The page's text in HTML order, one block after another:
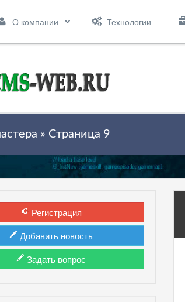
О компании Технологии
» Страница 9
Регистрация
Добавить новость
Задать вопрос